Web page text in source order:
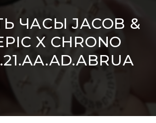
ЧАСЫ JACOB &
X CHRONO